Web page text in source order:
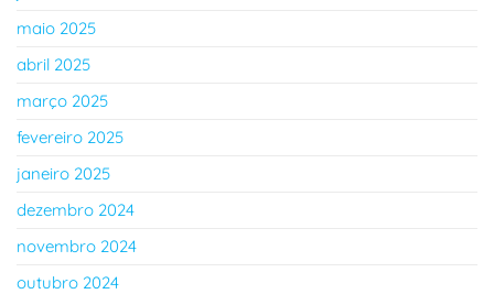
maio 2025
abril 2025
março 2025
fevereiro 2025
janeiro 2025
dezembro 2024
novembro 2024
outubro 2024